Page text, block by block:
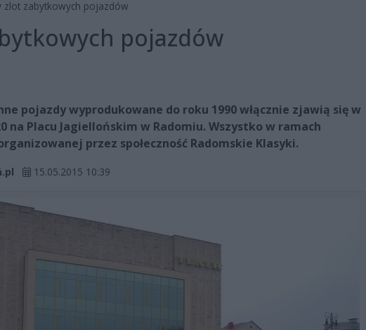
zlot zabytkowych pojazdów
pojazdów
pojazdy wyprodukowane do roku 1990 włącznie zjawią się w
na Placu Jagiellońskim w Radomiu. Wszystko w ramach
przez społeczność Radomskie Klasyki.
15.05.2015 10:39